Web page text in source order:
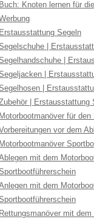
Buch: Knoten lernen für
Erstausstattung Segeln
|
|
|
|
| Erstausstattung
Motorbootmanöver für
vor dem
Motorbootmanöver
mit dem
mit dem
Rettungsmanöver mit dem